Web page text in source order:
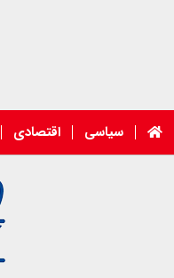
سیاسی اقتصادی